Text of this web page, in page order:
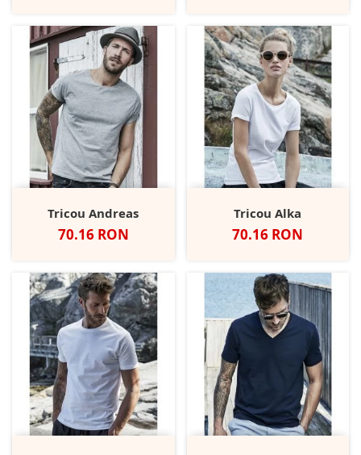
Tricou Andreas
Pret
70.16 RON
Tricou Alka
Pret
70.16 RON